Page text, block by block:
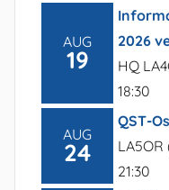
AUG
19
2026
HQ
18:30
AUG
24
QST-
LA5OR
21:30